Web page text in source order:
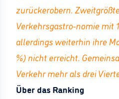
zurückerobern.
Verkehrsgastro-nomie mit
allerdings weiterhin ihre
%) nicht erreicht.
Verkehr mehr als drei
Über das Ranking